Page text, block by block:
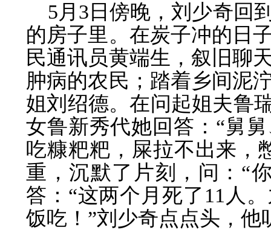
5月3日傍晚，刘少奇回
的房子里。在炭子冲的日
民通讯员黄端生，叙旧聊
肿病的农民；踏着乡间泥
姐刘绍德。在问起姐夫鲁
女鲁新秀代她回答：“舅
吃糠粑粑，屎拉不出来
重，沉默了片刻，问：“
答：“这两个月死了11人
饭吃！”刘少奇点点头，他